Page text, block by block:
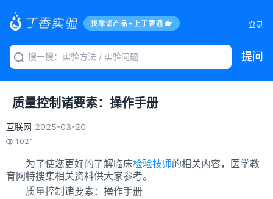
登录
提问
质量控制诸要素：操作手册
互联网 2025-03-20
1021
为了使您更好的了解临床检验技师的相关内容，医学教
育网特搜集相关资料供大家参考。
质量控制诸要素：操作手册